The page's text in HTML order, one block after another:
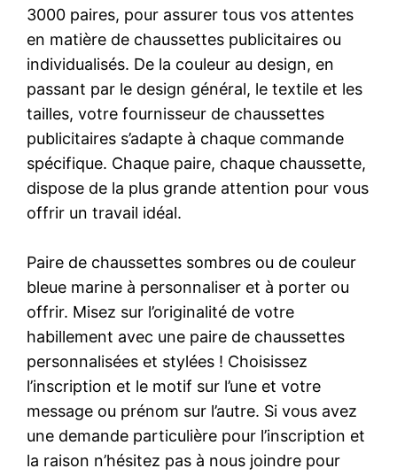
3000 paires, pour assurer tous vos attentes
en matière de chaussettes publicitaires ou
individualisés. De la couleur au design, en
passant par le design général, le textile et les
tailles, votre fournisseur de chaussettes
publicitaires s’adapte à chaque commande
spécifique. Chaque paire, chaque chaussette,
dispose de la plus grande attention pour vous
offrir un travail idéal.
Paire de chaussettes sombres ou de couleur
bleue marine à personnaliser et à porter ou
offrir. Misez sur l’originalité de votre
habillement avec une paire de chaussettes
personnalisées et stylées ! Choisissez
l’inscription et le motif sur l’une et votre
message ou prénom sur l’autre. Si vous avez
une demande particulière pour l’inscription et
la raison n’hésitez pas à nous joindre pour